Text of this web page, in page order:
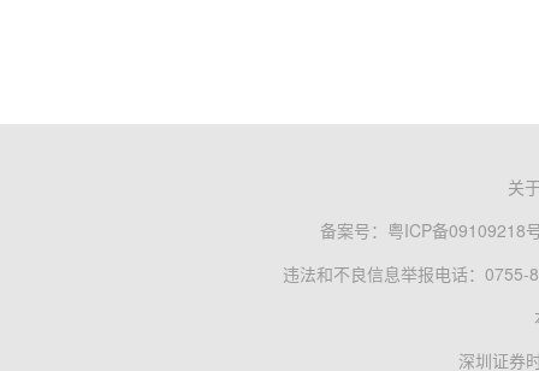
关
备案号： 粤ICP备09109218
违法和不良信息举报电话：0755-
深圳证券